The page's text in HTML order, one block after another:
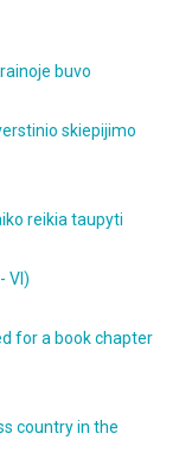
buvo
skiepijimo
reikia taupyti
VI)
for a book chapter
country in the